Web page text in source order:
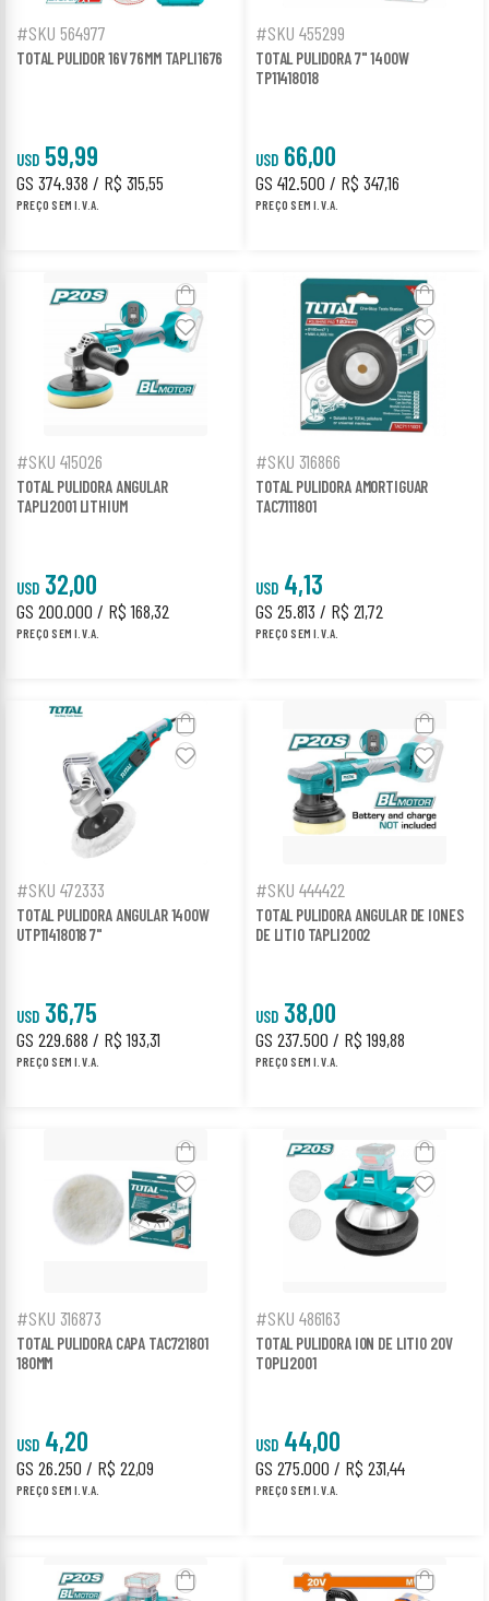
#SKU 564977
TOTAL PULIDOR 16V 76MM TAPLI1676
USD 59,99
GS 374.938 / R$ 315,55
PREÇO SEM I.V.A.
#SKU 455299
TOTAL PULIDORA 7" 1400W
TP11418018
USD 66,00
GS 412.500 / R$ 347,16
PREÇO SEM I.V.A.
#SKU 415026
TOTAL PULIDORA ANGULAR
TAPLI2001 LITHIUM
USD 32,00
GS 200.000 / R$ 168,32
PREÇO SEM I.V.A.
#SKU 316866
TOTAL PULIDORA AMORTIGUAR
TAC7111801
USD 4,13
GS 25.813 / R$ 21,72
PREÇO SEM I.V.A.
#SKU 472333
TOTAL PULIDORA ANGULAR 1400W
UTP11418018 7"
USD 36,75
GS 229.688 / R$ 193,31
PREÇO SEM I.V.A.
#SKU 444422
TOTAL PULIDORA ANGULAR DE IONES
DE LITIO TAPLI2002
USD 38,00
GS 237.500 / R$ 199,88
PREÇO SEM I.V.A.
#SKU 316873
TOTAL PULIDORA CAPA TAC721801
180MM
USD 4,20
GS 26.250 / R$ 22,09
PREÇO SEM I.V.A.
#SKU 486163
TOTAL PULIDORA ION DE LITIO 20V
TOPLI2001
USD 44,00
GS 275.000 / R$ 231,44
PREÇO SEM I.V.A.